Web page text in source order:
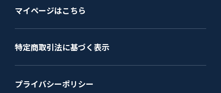
マイページはこちら
特定商取引法に基づく表示
プライバシーポリシー